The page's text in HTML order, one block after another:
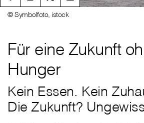
Für eine Zukunft
Hunger
© Symbolfoto, istock
Kein Essen. Kein
Die Zukunft?